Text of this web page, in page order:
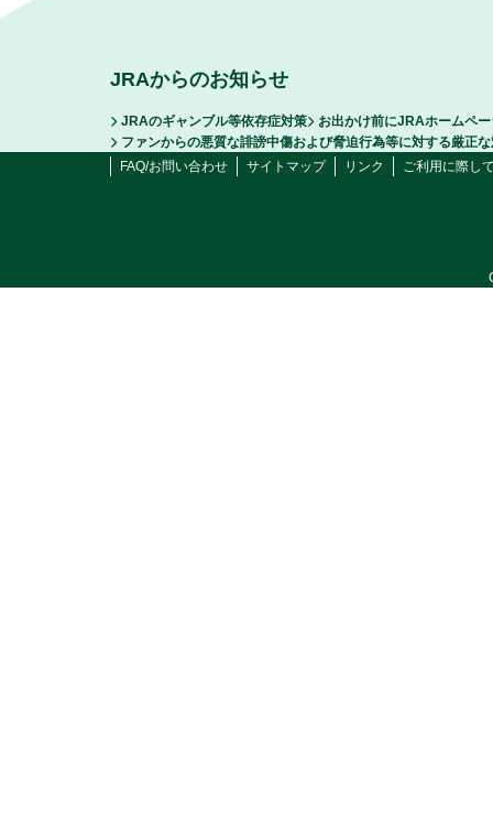
JRAからのお知らせ
JRAのギャンブル等依存症対策
お出かけ前にJRAホームペ
ファンからの悪質な誹謗中傷および脅迫行為等に対する厳正
FAQ/お問い合わせ
サイトマップ リンク ご利用に際し